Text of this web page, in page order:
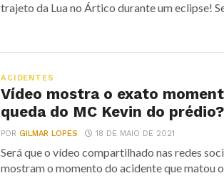
trajeto da Lua no Ártico durante um eclipse!
ACIDENTES
Vídeo mostra o exato
queda do MC Kevin do prédio?
PORGILMAR LOPES 18 DE MAIO DE 2021
Será que o vídeo compartilhado nas redes
mostram o momento do acidente que matou